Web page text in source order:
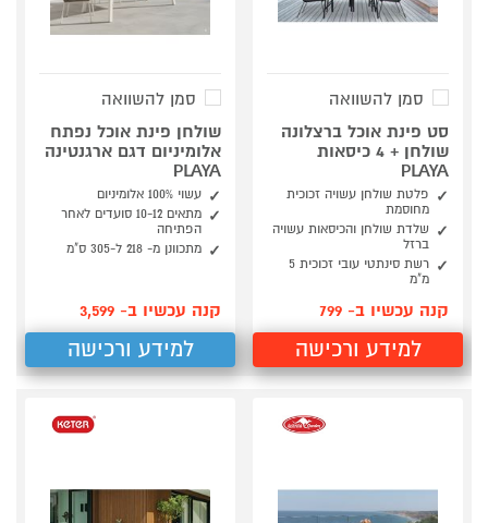
סמן להשוואה
סט פינת אוכל ברצלונה
שולחן + 4 כיסאות
PLAYA
פלטת שולחן עשויה זכוכית
מחוסמת
שלדת שולחן והכיסאות עשויה
ברזל
רשת סינתטי עובי זכוכית 5
מ"מ
קנה עכשיו ב- 799
למידע ורכישה
סמן להשוואה
שולחן פינת אוכל נפתח
אלומיניום דגם ארגנטינה
PLAYA
עשוי 100% אלומיניום
מתאים 10-12 סועדים לאחר
הפתיחה
מתכוונן מ- 218 ל-305 ס"מ
קנה עכשיו ב- 3,599
למידע ורכישה